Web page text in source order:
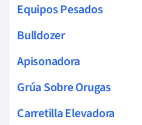
Equipos Pesados
Bulldozer
Apisonadora
Grúa Sobre Orugas
Carretilla Elevadora